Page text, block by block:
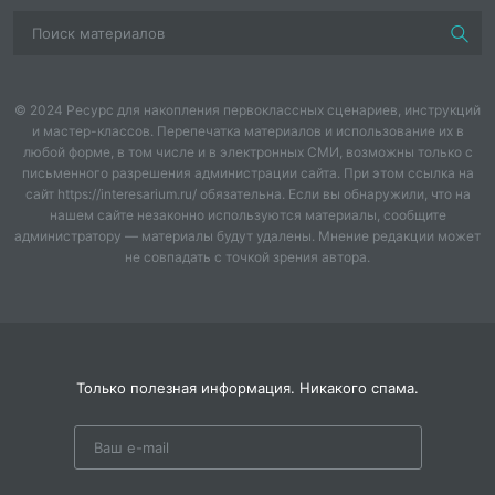
зубы чистите?
Ведущий
Мальчик, мальчик, ты откуда?
Как ты к нам попал сюда?
Мальчик Ваня: Одеяло убежало, улетела простыня,
© 2024 Ресурс для накопления первоклассных сценариев, инструкций
и мастер-классов. Перепечатка материалов и использование их в
любой форме, в том числе и в электронных СМИ, возможны только с
письменного разрешения администрации сайта. При этом ссылка на
сайт https://interesarium.ru/ обязательна. Если вы обнаружили, что на
нашем сайте незаконно используются материалы, сообщите
администратору — материалы будут удалены. Мнение редакции может
не совпадать с точкой зрения автора.
Только полезная информация. Никакого спама.